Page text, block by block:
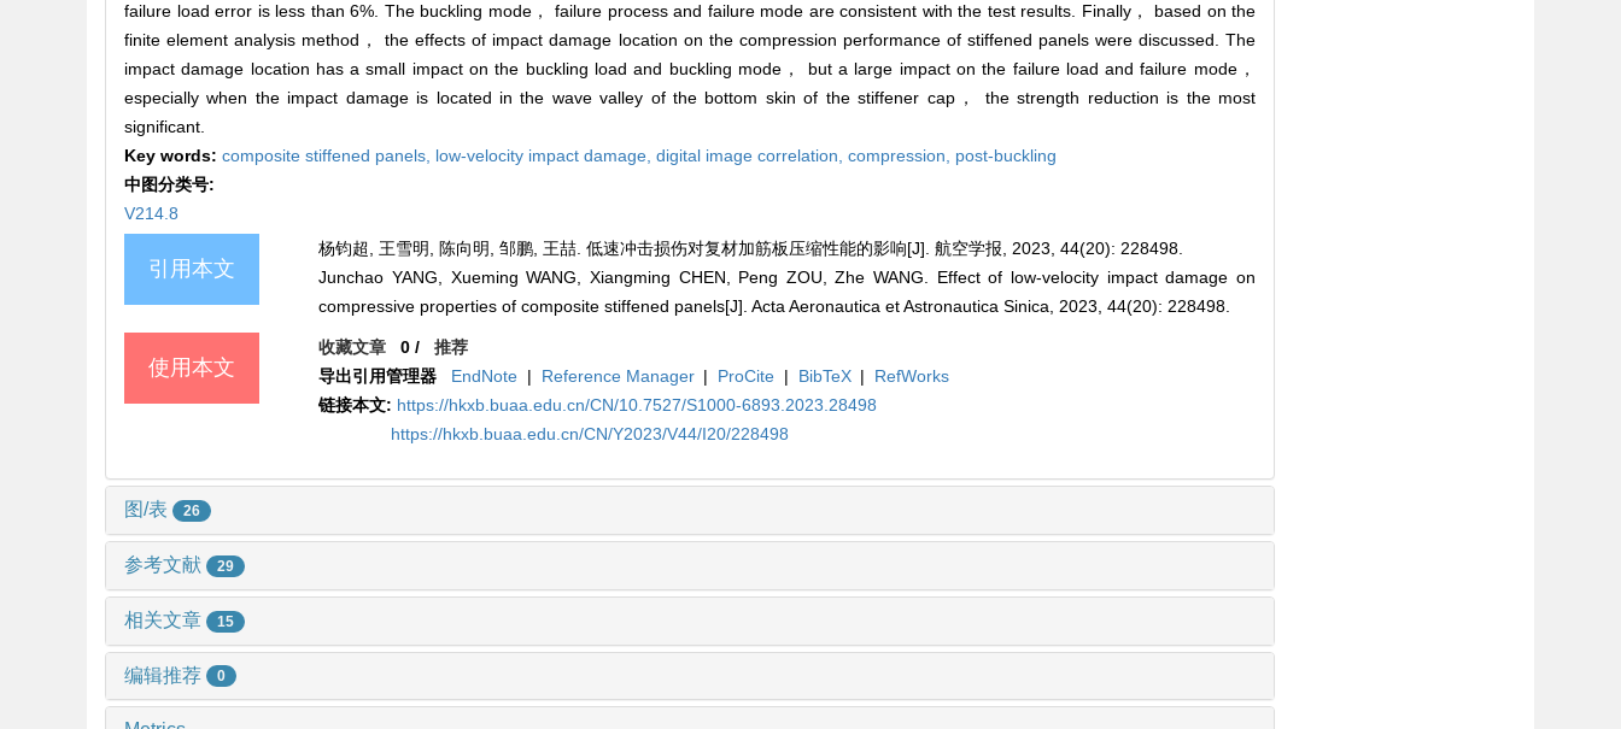
failure load error is less than 6%. The buckling mode， failure process and failure mode are consistent with the test results. Finally， based on the
finite element analysis method， the effects of impact damage location on the compression performance of stiffened panels were discussed. The
impact damage location has a small impact on the buckling load and buckling mode， but a large impact on the failure load and failure mode，
especially when the impact damage is located in the wave valley of the bottom skin of the stiffener cap， the strength reduction is the most
significant.
Key words: composite stiffened panels, low-velocity impact damage, digital image correlation, compression, post-buckling
中图分类号:
V214.8
引用本文
杨钧超, 王雪明, 陈向明, 邹鹏, 王喆. 低速冲击损伤对复材加筋板压缩性能的影响[J]. 航空学报, 2023, 44(20): 228498.
Junchao YANG, Xueming WANG, Xiangming CHEN, Peng ZOU, Zhe WANG. Effect of low-velocity impact damage on
compressive properties of composite stiffened panels[J]. Acta Aeronautica et Astronautica Sinica, 2023, 44(20): 228498.
使用本文
收藏文章 0 /推荐
导出引用管理器
EndNote | Reference Manager | ProCite | BibTeX |
RefWorks
链接本文: https://hkxb.buaa.edu.cn/CN/10.7527/S1000-6893.2023.28498
https://hkxb.buaa.edu.cn/CN/Y2023/V44/I20/228498
图/表 26
参考文献 29
相关文章 15
编辑推荐 0